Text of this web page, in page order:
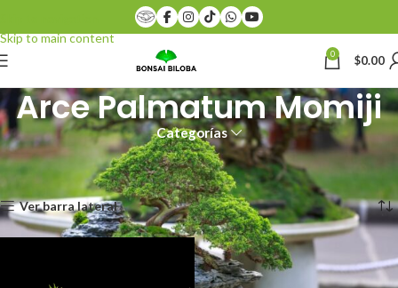
Skip to main content
0 $0.00
Arce Palmatum Momiji
Categorías
Inicio Productos etiquetados “Arce Palmatum Momiji”
Mostrando el único resultado
Ver barra lateral